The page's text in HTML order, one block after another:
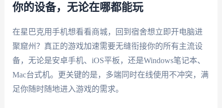
你的设备，无论在哪都能玩
在星巴克用手机想看看商城，回到宿舍想立即开电脑进
聚窟州？真正的游戏加速需要无缝衔接你的所有主流设
备，无论是安卓手机、iOS平板，还是Windows笔记本、
Mac台式机。更关键的是，多端同时在线使用不冲突，满
足你随时随地进入游戏的需求。